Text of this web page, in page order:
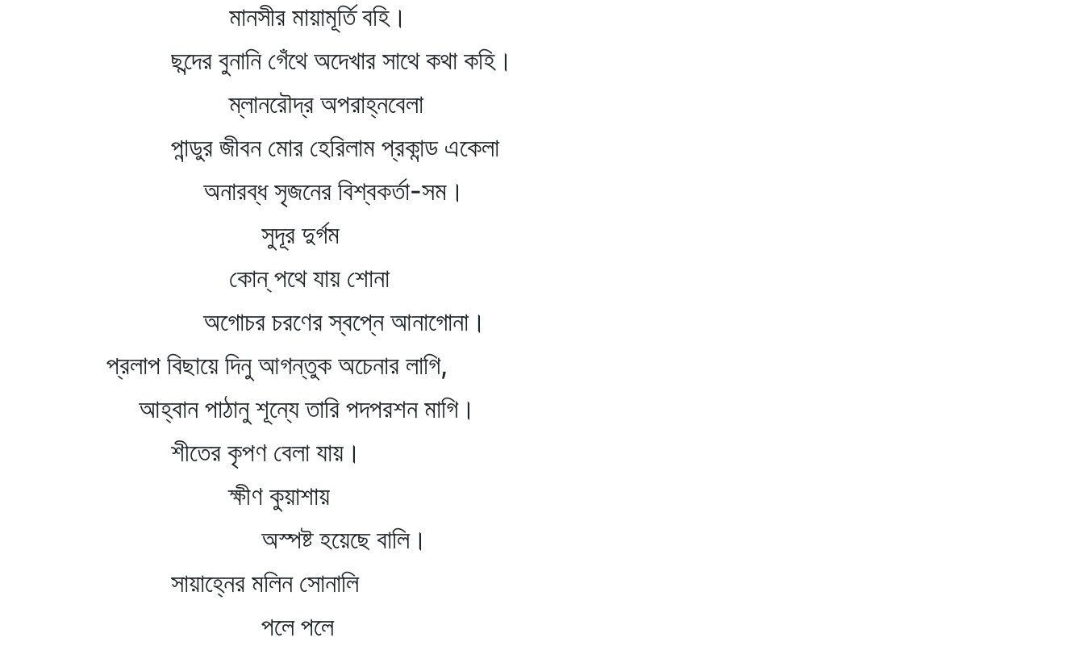
মানসীর মায়ামূর্তি বহি।
ছন্দের বুনানি গেঁথে অদেখার সাথে কথা কহি।
ম্লানরৌদ্র অপরাহ্নবেলা
পান্ডুর জীবন মোর হেরিলাম প্রকান্ড একেলা
অনারব্ধ সৃজনের বিশ্বকর্তা-সম।
সুদূর দুর্গম
কোন্‌ পথে যায় শোনা
অগোচর চরণের স্বপ্নে আনাগোনা।
প্রলাপ বিছায়ে দিনু আগন্তুক অচেনার লাগি,
আহ্বান পাঠানু শূন্যে তারি পদপরশন মাগি।
শীতের কৃপণ বেলা যায়।
ক্ষীণ কুয়াশায়
অস্পষ্ট হয়েছে বালি।
সায়াহ্নের মলিন সোনালি
পলে পলে